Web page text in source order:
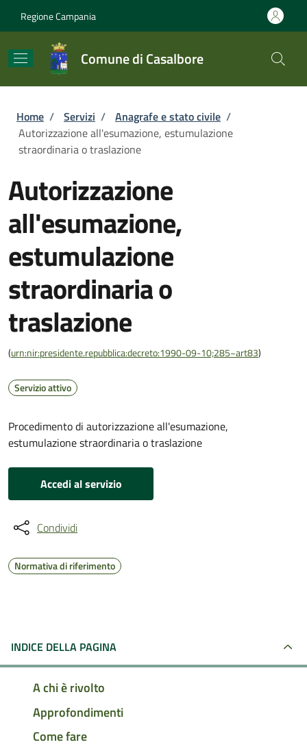
Regione Campania
Comune di Casalbore
Briciole di pane
Home / Servizi / Anagrafe e stato civile /
Autorizzazione all'esumazione, estumulazione
straordinaria o traslazione
Autorizzazione
all'esumazione,
estumulazione
straordinaria o
traslazione
(urn:nir:presidente.repubblica:decreto:1990-09-10;285~art83)
Servizio attivo
Procedimento di autorizzazione all'esumazione,
estumulazione straordinaria o traslazione
Accedi al servizio
Condividi
Normativa di riferimento
INDICE DELLA PAGINA
A chi è rivolto
Approfondimenti
Come fare